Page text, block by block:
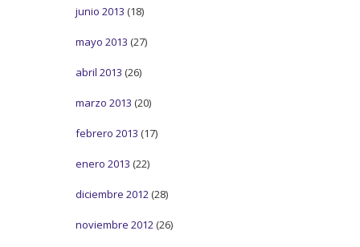
junio 2013 (18)
mayo 2013 (27)
abril 2013 (26)
marzo 2013 (20)
febrero 2013 (17)
enero 2013 (22)
diciembre 2012 (28)
noviembre 2012 (26)